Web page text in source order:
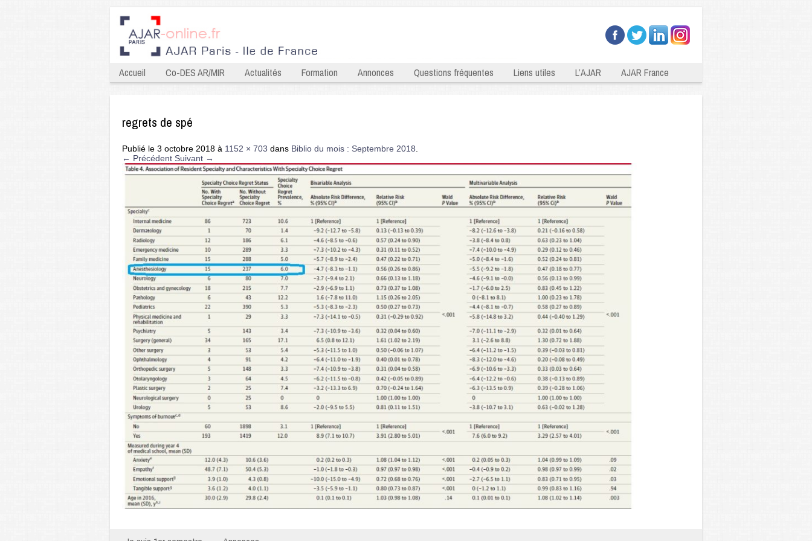
Accueil Co-DES AR/MIR Actualités Formation Annonces Questions fréquentes Liens utiles L’AJAR AJAR France
regrets de spé
Publié le 3 octobre 2018 à 1152 × 703 dans Biblio du mois : Septembre 2018
← Précédent Suivant →